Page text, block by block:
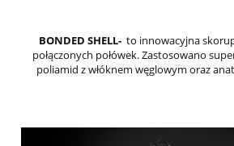
BONDED SHELL- to innowacyjna
połączonych połówek. Zastosowano
poliamid z włóknem węglowym oraz